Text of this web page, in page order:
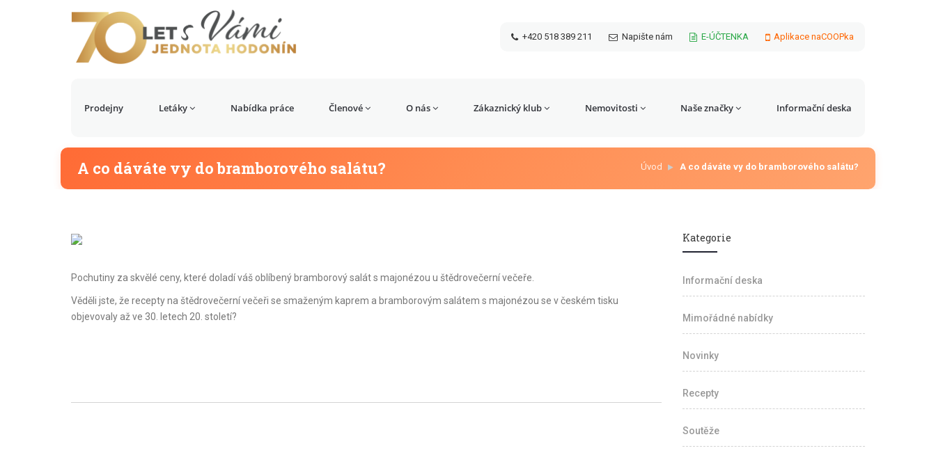
+420 518 389 211 Napište nám E-ÚČTENKA Aplikace naCOOPka
Prodejny Letáky Nabídka práce Členové O nás Zákaznický klub Nemovitosti Naše značky Informační deska
A co dáváte vy do bramborového salátu? Úvod A co dáváte vy do bramborového salátu?
Pochutiny za skvělé ceny, které doladí váš oblíbený bramborový salát s majonézou u štědrovečerní večeře.
Věděli jste, že recepty na štědrovečerní večeři se smaženým kaprem a bramborovým salátem s majonézou se v českém tisku
objevovaly až ve 30. letech 20. století?
Kategorie
Informační deska
Mimořádné nabídky
Novinky
Recepty
Soutěže